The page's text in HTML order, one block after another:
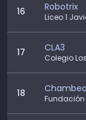
16 Robotrix
Liceo 1
17 CLA3
Colegio
18 Fundación